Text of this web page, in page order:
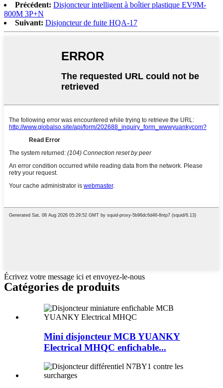
Précédent: Disjoncteur intelligent à boîtier plastique EV9M-
800M 3P+N
Suivant: Disjoncteur de fuite HQA-17
Écrivez votre message ici et envoyez-le-nous
Catégories de produits
Mini disjoncteur MCB YUANKY
Electrical MHQC enfichable...